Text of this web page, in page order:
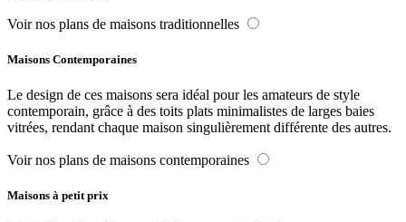
Voir nos plans de maisons traditionnelles
Maisons Contemporaines
Le design de ces maisons sera idéal pour les amateurs de style
contemporain, grâce à des toits plats minimalistes de larges baies
vitrées, rendant chaque maison singulièrement différente des autres.
Voir nos plans de maisons contemporaines
Maisons à petit prix